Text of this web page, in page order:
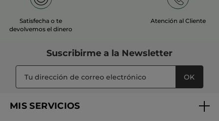
Satisfecha o te
devolvemos el dinero
Atención al Cliente
Suscribirme a la Newsletter
OK
MIS SERVICIOS